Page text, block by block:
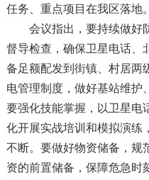
任务、重点项目在我区落地。
会议指出，要持续做好
督导检查，确保卫星电话、
备足额配发到街镇、村居两
电管理制度，做好基站维护
要强化技能掌握，以卫星电
化开展实战培训和模拟演练
不断。要做好物资储备，规
资的前置储备，保障危急时